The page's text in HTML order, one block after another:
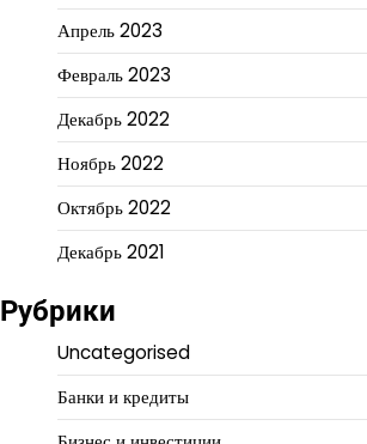
Апрель 2023
Февраль 2023
Декабрь 2022
Ноябрь 2022
Октябрь 2022
Декабрь 2021
Рубрики
Uncategorised
Банки и кредиты